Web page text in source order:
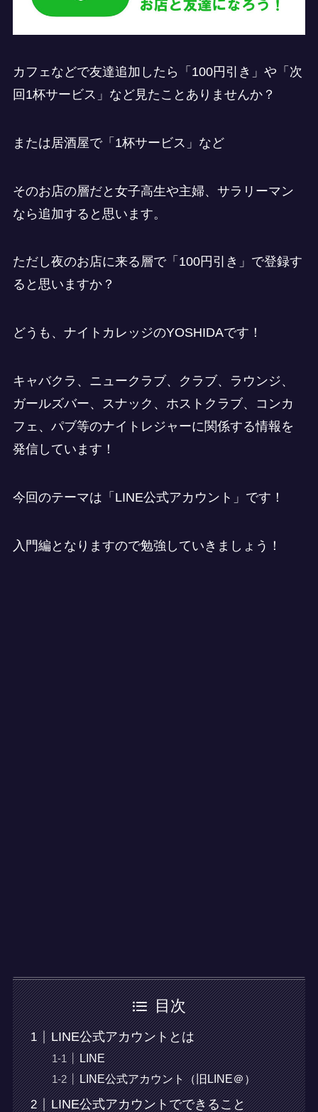
カフェなどで友達追加したら「100円引き」や「次
回1杯サービス」など見たことありませんか？
または居酒屋で「1杯サービス」など
そのお店の層だと女子高生や主婦、サラリーマン
なら追加すると思います。
ただし夜のお店に来る層で「100円引き」で登録す
ると思いますか？
どうも、ナイトカレッジのYOSHIDAです！
キャバクラ、ニュークラブ、クラブ、ラウンジ、
ガールズバー、スナック、ホストクラブ、コンカ
フェ、パブ等のナイトレジャーに関係する情報を
発信しています！
今回のテーマは「LINE公式アカウント」です！
入門編となりますので勉強していきましょう！
目次
LINE公式アカウントとは
LINE
LINE公式アカウント（旧LINE＠）
LINE公式アカウントでできること